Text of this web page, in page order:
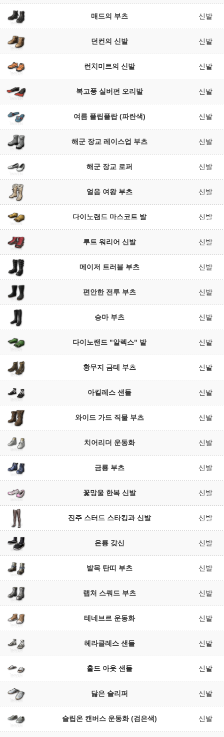
매드의 부츠 신발
던컨의 신발 신발
런치미트의 신발 신발
복고풍 실버펀 오리발 신발
여름 플립플랍 (파란색) 신발
해군 장교 레이스업 부츠 신발
해군 장교 로퍼 신발
얼음 여왕 부츠 신발
다이노랜드 마스코트 발 신발
루트 워리어 신발 신발
메이저 트러블 부츠 신발
편안한 전투 부츠 신발
승마 부츠 신발
다이노랜드 "알렉스" 발 신발
황무지 금테 부츠 신발
아킬레스 샌들 신발
와이드 가드 직물 부츠 신발
치어리더 운동화 신발
금룡 부츠 신발
꽃망울 한복 신발 신발
진주 스터드 스타킹과 신발 신발
은룡 갖신 신발
발목 탄띠 부츠 신발
랩처 스쿼드 부츠 신발
테네브르 운동화 신발
헤라클레스 샌들 신발
홀드 아웃 샌들 신발
닳은 슬리퍼 신발
슬립온 캔버스 운동화 (검은색) 신발